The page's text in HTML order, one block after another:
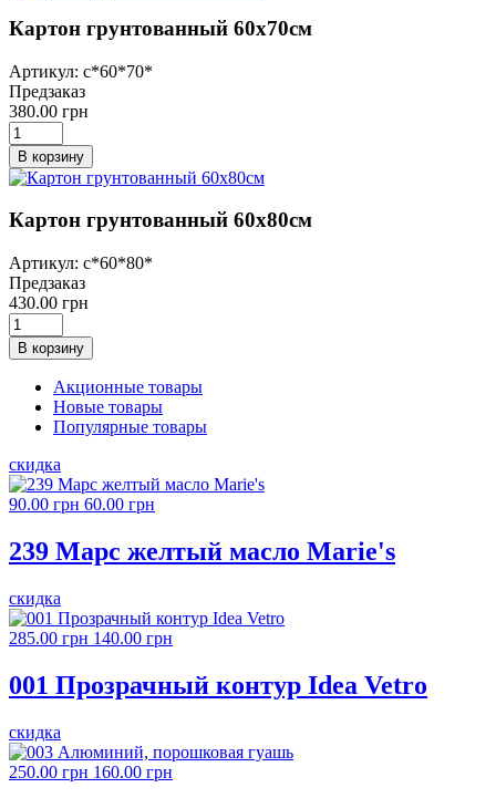
Картон грунтованный 60х70см
Артикул: с*60*70*
Предзаказ
380.00 грн
В корзину
Картон грунтованный 60х80см
Артикул: с*60*80*
Предзаказ
430.00 грн
В корзину
Акционные товары
Новые товары
Популярные товары
скидка
90.00 грн 60.00 грн
239 Марс желтый масло Marie's
скидка
285.00 грн 140.00 грн
001 Прозрачный контур Idea Vetro
скидка
250.00 грн 160.00 грн